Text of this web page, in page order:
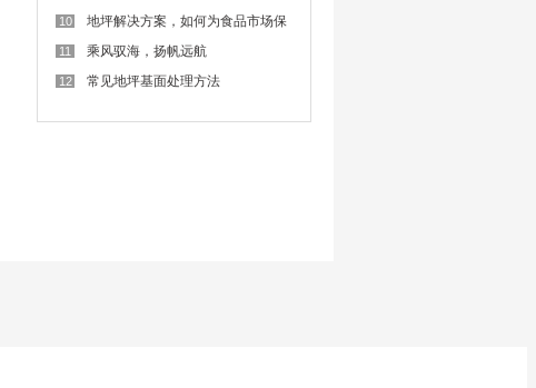
10
地坪解决方案，如何为食品市场保
11 乘风驭海，扬帆远航
12 常见地坪基面处理方法